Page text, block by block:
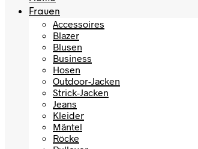
Frauen
Accessoires
Blazer
Blusen
Business
Hosen
Outdoor-Jacken
Strick-Jacken
Jeans
Kleider
Mäntel
Röcke